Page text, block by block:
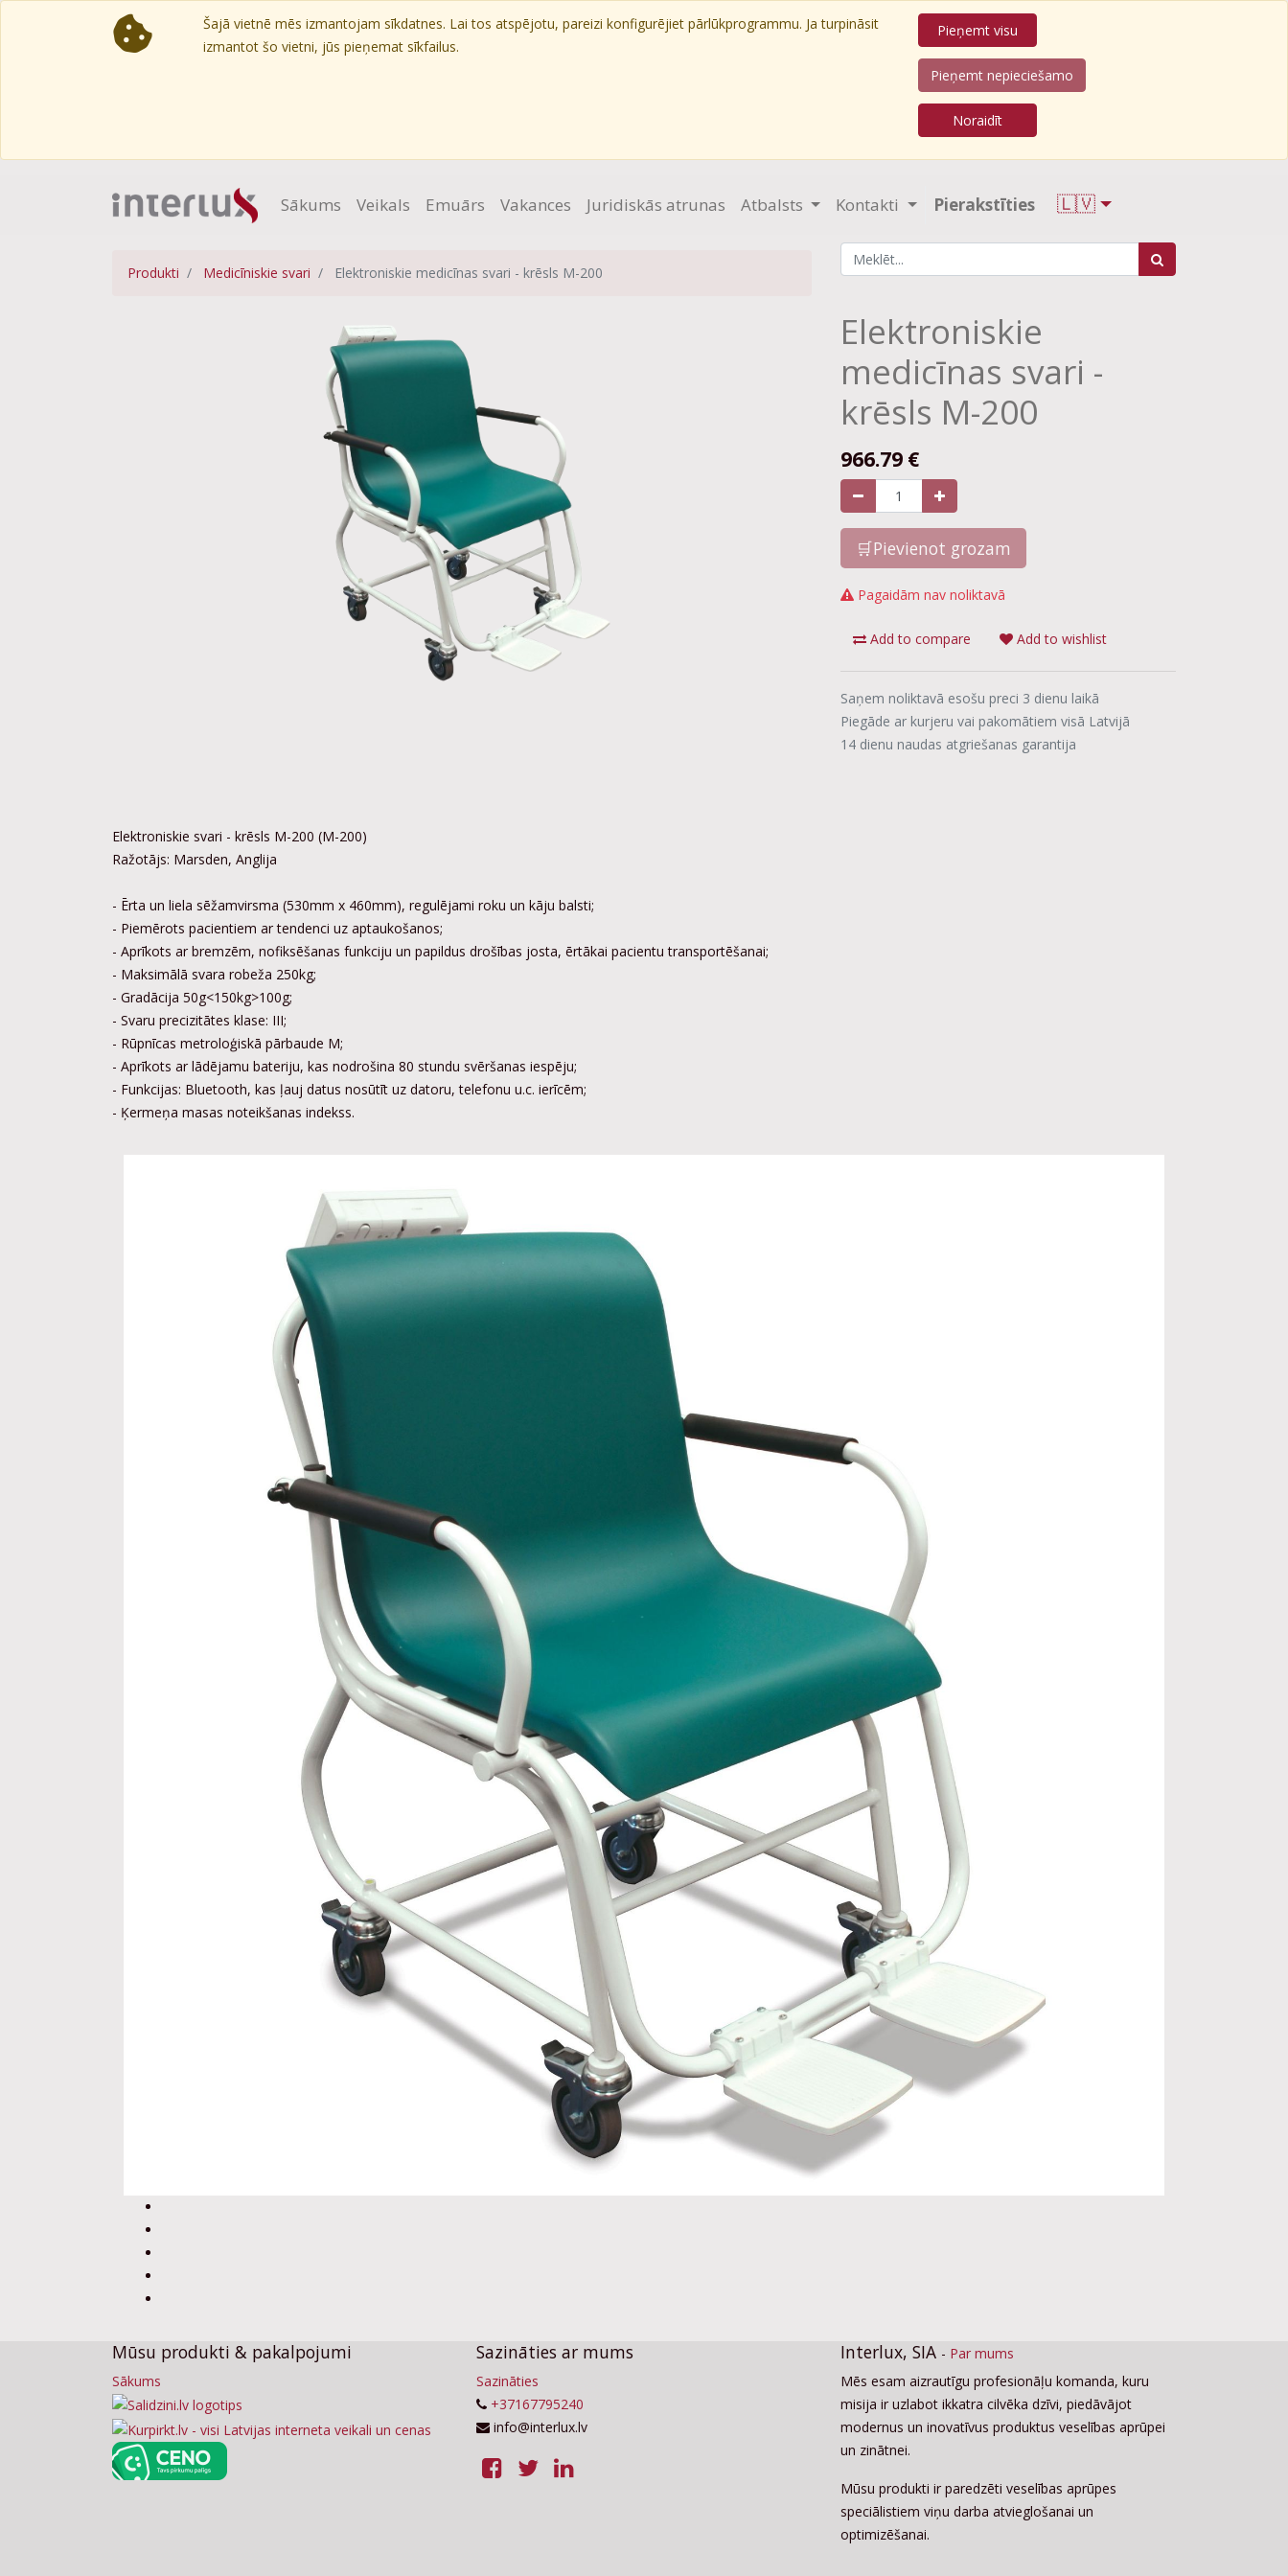
Šajā vietnē mēs izmantojam sīkdatnes. Lai tos atspējotu, pareizi konfigurējiet pārlūkprogrammu. Ja turpināsit
izmantot šo vietni, jūs pieņemat sīkfailus.
Pieņemt visu
Pieņemt nepieciešamo
Noraidīt
Sākums Veikals Emuārs Vakances Juridiskās atrunas Atbalsts Kontakti Pierakstīties 🇱🇻
Produkti Medicīniskie svari Elektroniskie medicīnas svari - krēsls M-200
Elektroniskie
medicīnas svari -
krēsls M-200
966.79 €
🛒Pievienot grozam
Pagaidām nav noliktavā
Add to compare Add to wishlist
Saņem noliktavā esošu preci 3 dienu laikā
Piegāde ar kurjeru vai pakomātiem visā Latvijā
14 dienu naudas atgriešanas garantija
Elektroniskie svari - krēsls M-200 (M-200)
Ražotājs: Marsden, Anglija
- Ērta un liela sēžamvirsma (530mm x 460mm), regulējami roku un kāju balsti;
- Piemērots pacientiem ar tendenci uz aptaukošanos;
- Aprīkots ar bremzēm, nofiksēšanas funkciju un papildus drošības josta, ērtākai pacientu transportēšanai;
- Maksimālā svara robeža 250kg;
- Gradācija 50g<150kg>100g;
- Svaru precizitātes klase: III;
- Rūpnīcas metroloģiskā pārbaude M;
- Aprīkots ar lādējamu bateriju, kas nodrošina 80 stundu svēršanas iespēju;
- Funkcijas: Bluetooth, kas ļauj datus nosūtīt uz datoru, telefonu u.c. ierīcēm;
- Ķermeņa masas noteikšanas indekss.
Mūsu produkti & pakalpojumi
Sākums
Sazināties ar mums
Sazināties
+37167795240
info@interlux.lv
Interlux, SIA - Par mums
Mēs esam aizrautīgu profesionāļu komanda, kuru
misija ir uzlabot ikkatra cilvēka dzīvi, piedāvājot
modernus un inovatīvus produktus veselības aprūpei
un zinātnei.
Mūsu produkti ir paredzēti veselības aprūpes
speciālistiem viņu darba atvieglošanai un
optimizēšanai.